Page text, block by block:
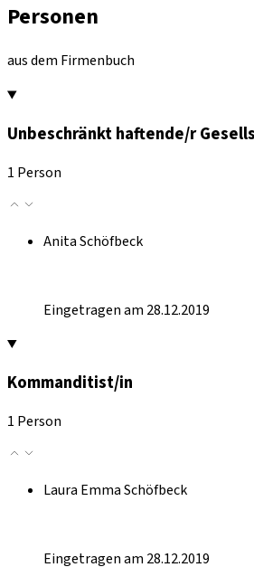
Personen
aus dem Firmenbuch
Unbeschränkt haftende/r
1 Person
Anita Schöfbeck
Eingetragen am 28.12.2019
Kommanditist/in
1 Person
Laura Emma Schöfbeck
Eingetragen am 28.12.2019